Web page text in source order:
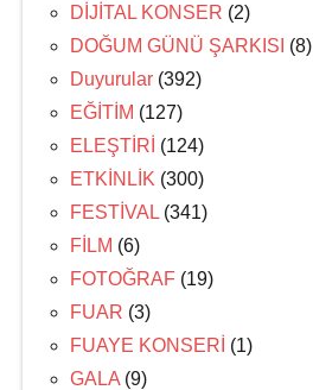
DİJİTAL KONSER (2)
DOĞUM GÜNÜ ŞARKISI (8)
Duyurular (392)
EĞİTİM (127)
ELEŞTİRİ (124)
ETKİNLİK (300)
FESTİVAL (341)
FİLM (6)
FOTOĞRAF (19)
FUAR (3)
FUAYE KONSERİ (1)
GALA (9)